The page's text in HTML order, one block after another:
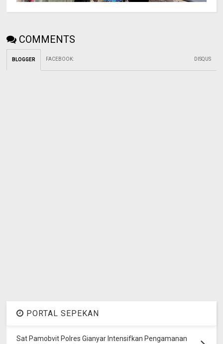
COMMENTS
BLOGGER FACEBOOK: DISQUS
PORTAL SEPEKAN
Sat Pamobvit Polres Gianyar Intensifkan Pengamanan